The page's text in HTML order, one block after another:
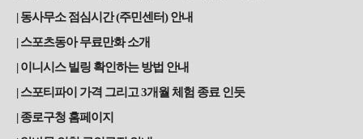
동사무소 점심시간 (주민센터) 안내
스포츠동아 무료만화 소개
이니시스 빌링 확인하는 방법 안내
스포티파이 가격 그리고 3개월 체험 종료 인듯
종로구청 홈페이지